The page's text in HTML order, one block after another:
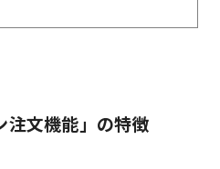
注文機能」の特徴